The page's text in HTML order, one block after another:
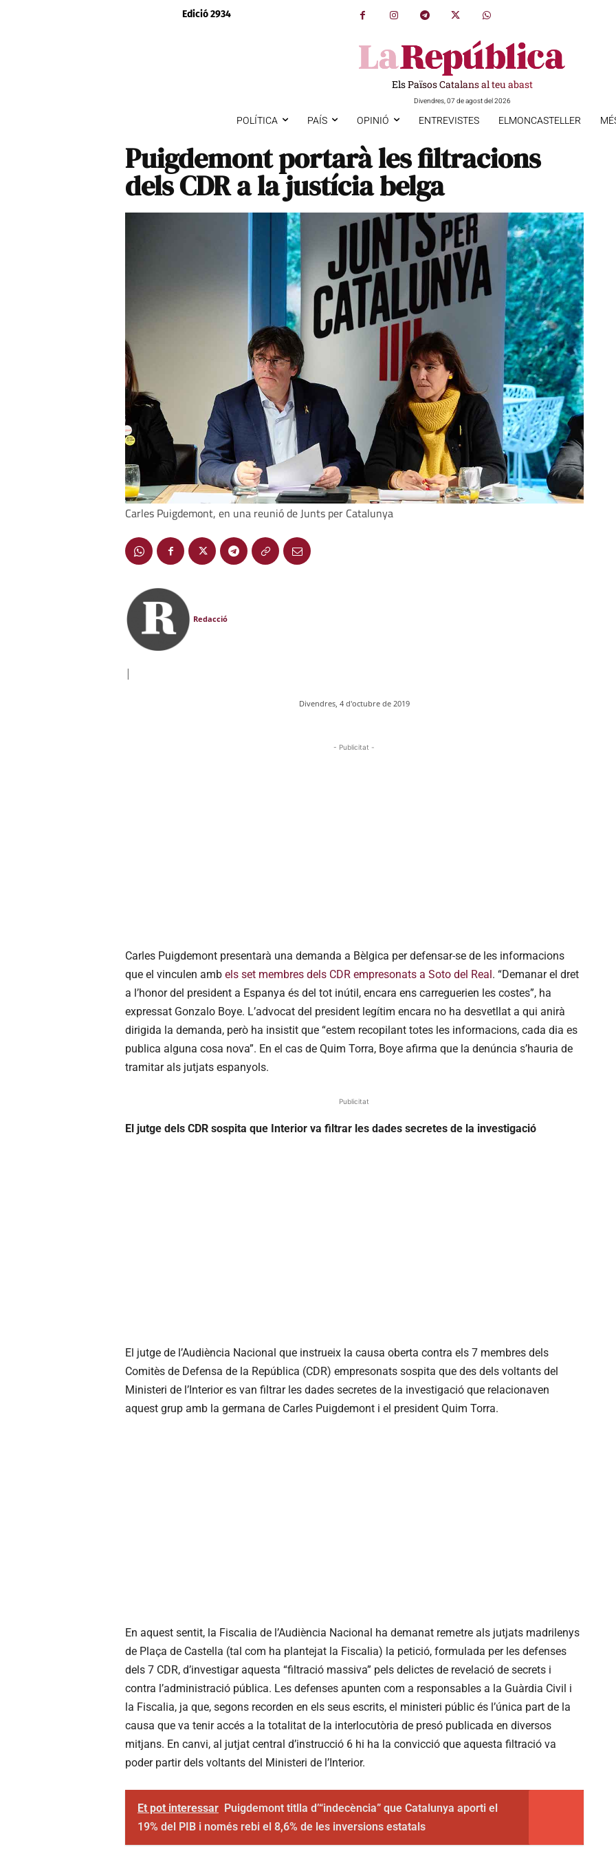
Edició 2934
Els Països Catalans al teu abast
Divendres, 07 de agost del 2026
POLÍTICA PAÍS OPINIÓ ENTREVISTES ELMONCASTELLER
Puigdemont portarà les filtracions
dels CDR a la justícia belga
Carles Puigdemont, en una reunió de Junts per Catalunya
Redacció
|
Divendres, 4 d'octubre de 2019
- Publicitat -
Carles Puigdemont presentarà una demanda a Bèlgica per defensar-se de les informacions
que el vinculen amb els set membres dels CDR empresonats a Soto del Real. “Demanar el dret
a l’honor del president a Espanya és del tot inútil, encara ens carreguerien les costes”, ha
expressat Gonzalo Boye. L’advocat del president legítim encara no ha desvetllat a qui anirà
dirigida la demanda, però ha insistit que “estem recopilant totes les informacions, cada dia es
publica alguna cosa nova”. En el cas de Quim Torra, Boye afirma que la denúncia s’hauria de
tramitar als jutjats espanyols.
Publicitat
El jutge dels CDR sospita que Interior va filtrar les dades secretes de la investigació
El jutge de l’Audiència Nacional que instrueix la causa oberta contra els 7 membres dels
Comitès de Defensa de la República (CDR) empresonats sospita que des dels voltants del
Ministeri de l’Interior es van filtrar les dades secretes de la investigació que relacionaven
aquest grup amb la germana de Carles Puigdemont i el president Quim Torra.
En aquest sentit, la Fiscalia de l’Audiència Nacional ha demanat remetre als jutjats madrilenys
de Plaça de Castella (tal com ha plantejat la Fiscalia) la petició, formulada per les defenses
dels 7 CDR, d’investigar aquesta “filtració massiva” pels delictes de revelació de secrets i
contra l’administració pública. Les defenses apunten com a responsables a la Guàrdia Civil i
la Fiscalia, ja que, segons recorden en els seus escrits, el ministeri públic és l’única part de la
causa que va tenir accés a la totalitat de la interlocutòria de presó publicada en diversos
mitjans. En canvi, al jutjat central d’instrucció 6 hi ha la convicció que aquesta filtració va
poder partir dels voltants del Ministeri de l’Interior.
Et pot interessar Puigdemont titlla d’“indecència” que Catalunya aporti el
19% del PIB i només rebi el 8,6% de les inversions estatals